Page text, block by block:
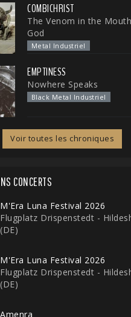
COMBICHRIST
The Venom in the
God
Metal Industriel
EMPTINESS
Nowhere Speaks
Black Metal Industriel
Voir toutes les chroniques
CONCERTS
M'Era Luna Festival 2026
Flugplatz Drispenstedt -
(DE)
M'Era Luna Festival 2026
Flugplatz Drispenstedt -
(DE)
Amenra